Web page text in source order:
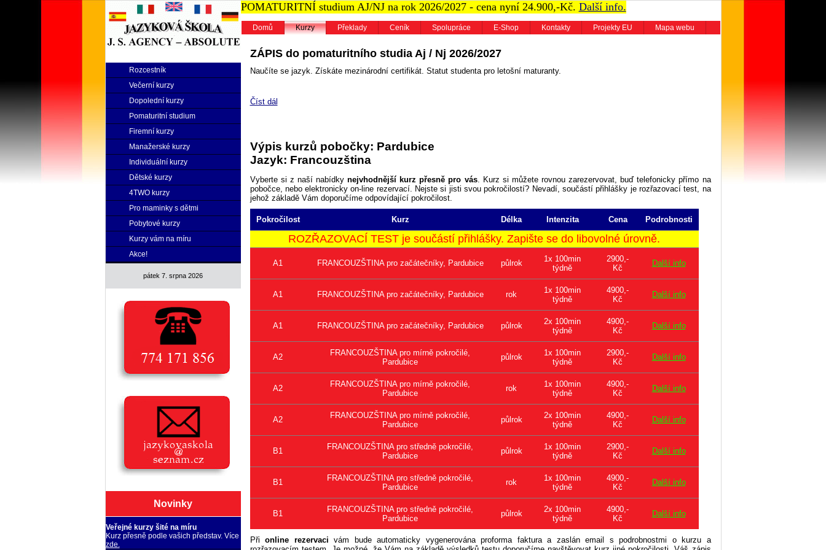
Rozcestník
Večerní kurzy
Dopolední kurzy
Pomaturitní studium
Firemní kurzy
Manažerské kurzy
Individuální kurzy
Dětské kurzy
4TWO kurzy
Pro maminky s dětmi
Pobytové kurzy
Kurzy vám na míru
Akce!
pátek 7. srpna 2026
Novinky
Veřejné kurzy šité na míru
Kurz přesně podle vašich představ. Více
zde.
POMATURITNÍ studium AJ/NJ na rok 2026/2027 - cena nyní 24.900,-Kč. Další info.
Domů Kurzy Překlady Ceník Spolupráce E-Shop Kontakty Projekty EU Mapa webu
ZÁPIS do pomaturitního studia Aj / Nj 2026/2027
Naučíte se jazyk. Získáte mezinárodní certifikát. Statut studenta pro letošní maturanty.
Číst dál
Výpis kurzů pobočky: Pardubice
Jazyk: Francouzština
Vyberte si z naší nabídkynejvhodnější kurz přesně pro vás. Kurz si můžete rovnou zarezervovat, buď telefonicky přímo na
pobočce, nebo elektronicky on-line rezervací. Nejste si jisti svou pokročilostí? Nevadí, součástí přihlášky je rozřazovací test, na
jehož základě Vám doporučíme odpovídající pokročilost.
Pokročilost Kurz Délka Intenzita Cena Podrobnosti
ROZŘAZOVACÍ TEST je součástí přihlášky. Zapište se do libovolné úrovně.
A1 FRANCOUZŠTINA pro začátečníky, Pardubice půlrok
1x 100min
týdně
2900,-
Kč
Další info
A1 FRANCOUZŠTINA pro začátečníky, Pardubice rok
1x 100min
týdně
4900,-
Kč
Další info
A1 FRANCOUZŠTINA pro začátečníky, Pardubice půlrok
2x 100min
týdně
4900,-
Kč
Další info
A2
FRANCOUZŠTINA pro mírně pokročilé,
Pardubice
půlrok
1x 100min
týdně
2900,-
Kč
Další info
A2
FRANCOUZŠTINA pro mírně pokročilé,
Pardubice
rok
1x 100min
týdně
4900,-
Kč
Další info
A2
FRANCOUZŠTINA pro mírně pokročilé,
Pardubice
půlrok
2x 100min
týdně
4900,-
Kč
Další info
B1
FRANCOUZŠTINA pro středně pokročilé,
Pardubice
půlrok
1x 100min
týdně
2900,-
Kč
Další info
B1
FRANCOUZŠTINA pro středně pokročilé,
Pardubice
rok
1x 100min
týdně
4900,-
Kč
Další info
B1
FRANCOUZŠTINA pro středně pokročilé,
Pardubice
půlrok
2x 100min
týdně
4900,-
Kč
Další info
Při online rezervaci vám bude automaticky vygenerována proforma faktura a zaslán email s podrobnostmi o kurzu a